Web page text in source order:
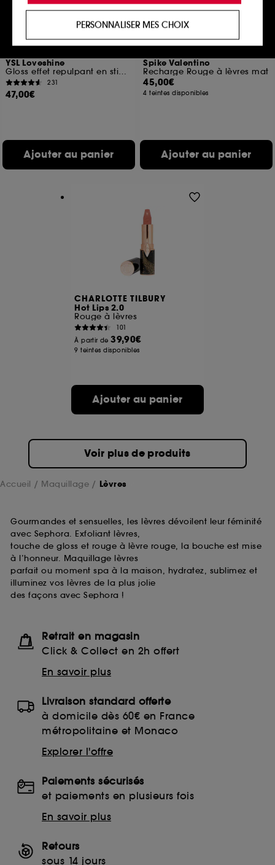
YSL Loveshine
Gloss effet repulpant en stick Edition Limitée
231
47,00€
Ajouter au panier
Spike Valentino
Recharge Rouge à lèvres mat
45,00€
4 teintes disponibles
Ajouter au panier
CHARLOTTE TILBURY
Hot Lips 2.0
Rouge à lèvres
101
À partir de39,90€
9 teintes disponibles
Ajouter au panier
Voir plus de produits
Accueil Maquillage Lèvres
Gourmandes et sensuelles, les lèvres dévoilent leur féminité
avec Sephora. Exfoliant lèvres,
touche de gloss et rouge à lèvre rouge, la bouche est mise
à l’honneur. Maquillage lèvres
parfait ou moment spa à la maison, hydratez, sublimez et
illuminez vos lèvres de la plus jolie
des façons avec Sephora !
Retrait en magasin
Click & Collect en 2h offert
En savoir plus
Livraison standard offerte
à domicile dès 60€ en France
métropolitaine et Monaco
Explorer l'offre
Paiements sécurisés
et paiements en plusieurs fois
En savoir plus
Retours
sous 14 jours
produits, des services et des contenus qui
proposer des offres promotionnelles adaptées à
votre profil.
Cookies réseaux sociaux et publicité :ils sont
utilisés pour vous présenter du contenu susceptible
de vous plaire via des publicités, y compris sur des
Cookies de mesure d’audience :
permettent de réaliser des statistiques de
fréquentation et de navigation sur notre site afin
Cookies de sécurisation des paiements en ligne :
ils nous permettent de lutter notamment contre les
Cookies fonctionnels :il s’agit de cookies
permettant l’affichage et/ou la fourniture de
cookies d’authentification qui sont utilisés afin de
vous faire bénéficier de l’authentification
prolongée vous permettant d’accéder à votre
compte lors de votre prochaine visite sur le site
sans saisir à nouveau votre identifiant et mot de
A l'exception des cookies techniques, le dépôt et la
lecture de ces traceurs requiert votre accord. Vous
choix" ci-dessous ou décider de "tout accepter".
Sephora pourra associer les informations de
navigation collectées par ces Cookies, pour les
finalités acceptées, avec les données personnelles
sur "continuer sans accepter". Voous pouvez à tout
moment choisir de retirer votrte consentement. Si vous
souhaitez obtenir plus d'information sur les cookies
utilisés, cliquezici
PERSONNALISER MES CHOIX